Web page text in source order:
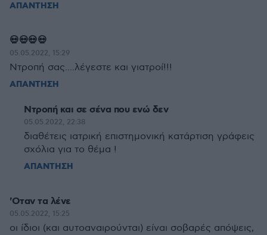
ΑΠΑΝΤΗΣΗ
💀💀💀💀
05.05.2022, 15:29
Ντροπή σας....λέγεστε και γιατροί!!!
ΑΠΑΝΤΗΣΗ
Ντροπή και σε σένα που ενώ δεν
05.05.2022, 22:38
διαθέτεις ιατρική επιστημονική κατάρτιση γράφεις
σχόλια για το θέμα !
ΑΠΑΝΤΗΣΗ
'Οταν τα λένε
05.05.2022, 15:25
οι ίδιοι (και αυτοαναιρούνται) είναι σοβαρές απόψεις,